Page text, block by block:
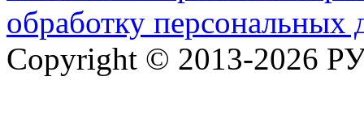
обработку персональных
Copyright © 2013-2026